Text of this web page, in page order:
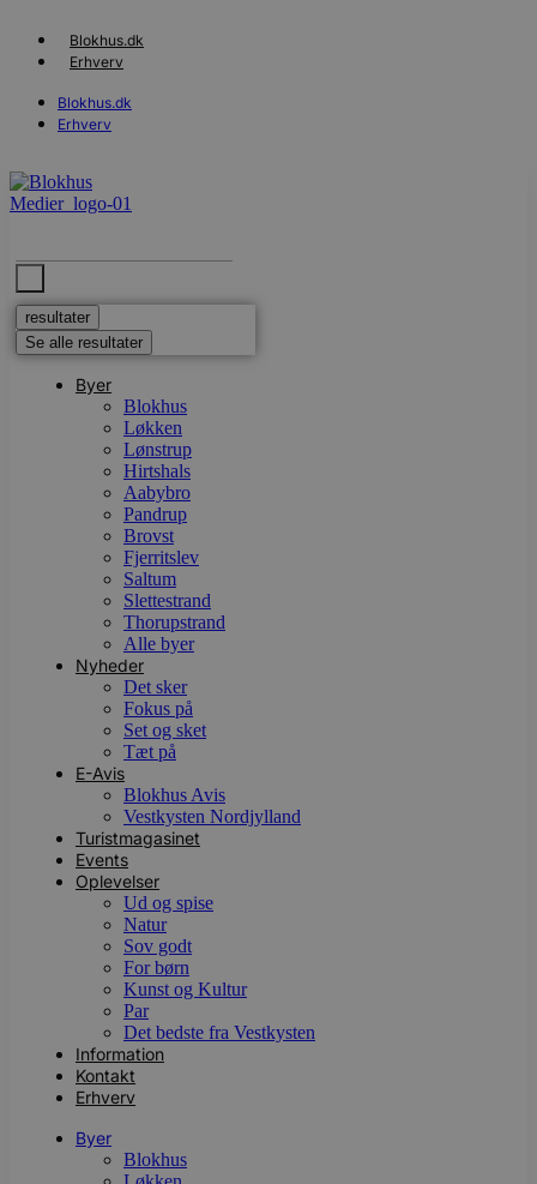
indhold
Blokhus.dk
Erhverv
Blokhus.dk
Erhverv
...
resultater
Se alle resultater
Byer
Blokhus
Løkken
Lønstrup
Hirtshals
Aabybro
Pandrup
Brovst
Fjerritslev
Saltum
Slettestrand
Thorupstrand
Alle byer
Nyheder
Det sker
Fokus på
Set og sket
Tæt på
E-Avis
Blokhus Avis
Vestkysten Nordjylland
Turistmagasinet
Events
Oplevelser
Ud og spise
Natur
Sov godt
For børn
Kunst og Kultur
Par
Det bedste fra Vestkysten
Information
Kontakt
Erhverv
Byer
Blokhus